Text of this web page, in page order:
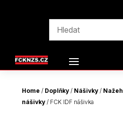
Home / Doplňky/ Nášivky/
nášivky/ FCK IDF nášivka